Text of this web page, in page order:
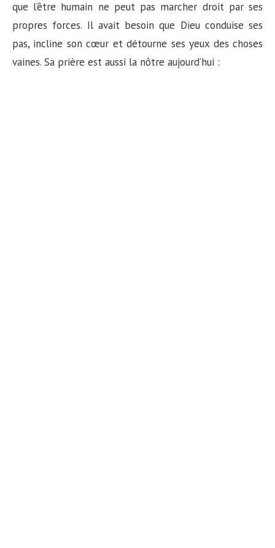
que l’être humain ne peut pas marcher droit par ses
propres forces. Il avait besoin que Dieu conduise ses
pas, incline son cœur et détourne ses yeux des choses
vaines. Sa prière est aussi la nôtre aujourd’hui :